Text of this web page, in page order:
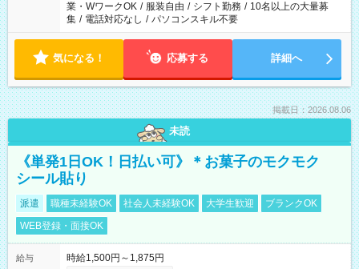
業・WワークOK / 服装自由 / シフト勤務 / 10名以上の大量募
集 / 電話対応なし / パソコンスキル不要
気になる！ 応募する 詳細へ
掲載日：2026.08.06
未読
《単発1日OK！日払い可》＊お菓子のモクモク
シール貼り
派遣 職種未経験OK 社会人未経験OK 大学生歓迎
ブランクOK
WEB登録・面接OK
給与
時給1,500円～1,875円